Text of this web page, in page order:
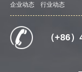
企业动态 行业动态
（+86